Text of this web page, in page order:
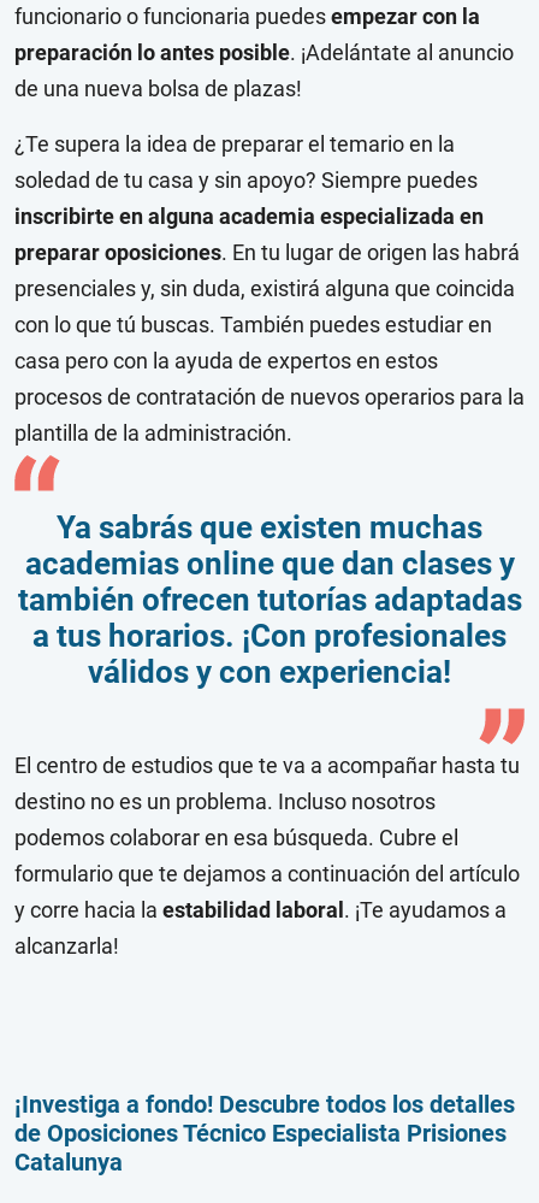
funcionario o funcionaria puedesempezar con la
preparación lo antes posible. ¡Adelántate al anuncio
de una nueva bolsa de plazas!
¿Te supera la idea de preparar el temario en la
soledad de tu casa y sin apoyo? Siempre puedes
inscribirte enalguna academia especializada en
preparar oposiciones. En tu lugar de origen las habrá
presenciales y, sin duda, existirá alguna que coincida
con lo que tú buscas. También puedes estudiar en
casa pero con la ayuda de expertos en estos
procesos de contratación de nuevos operarios para la
plantilla de la administración.
Ya sabrás que existen muchas
academias online que dan clases y
también ofrecen tutorías adaptadas
a tus horarios. ¡Con profesionales
válidos y con experiencia!
El centro de estudios que te va a acompañar hasta tu
destino no es un problema. Incluso nosotros
podemos colaborar en esa búsqueda. Cubre el
formulario que te dejamos a continuación del artículo
y corre hacia la estabilidad laboral. ¡Te ayudamos a
alcanzarla!
¡Investiga a fondo! Descubre todos los detalles
de Oposiciones Técnico Especialista Prisiones
Catalunya